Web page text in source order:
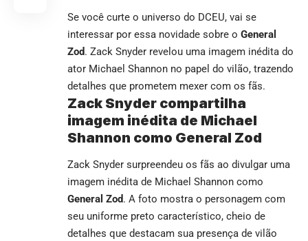
Se você curte o universo do DCEU, vai se
interessar por essa novidade sobre o General
Zod. Zack Snyder revelou uma imagem inédita do
ator Michael Shannon no papel do vilão, trazendo
detalhes que prometem mexer com os fãs.
Zack Snyder compartilha
imagem inédita de Michael
Shannon como General Zod
Zack Snyder surpreendeu os fãs ao divulgar uma
imagem inédita de Michael Shannon como
General Zod. A foto mostra o personagem com
seu uniforme preto característico, cheio de
detalhes que destacam sua presença de vilão